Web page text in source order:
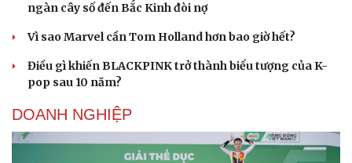
ngàn cây số đến Bắc Kinh đòi nợ
Vì sao Marvel cần Tom Holland hơn bao giờ hết?
Điều gì khiến BLACKPINK trở thành biểu tượng của K-
pop sau 10 năm?
DOANH NGHIỆP